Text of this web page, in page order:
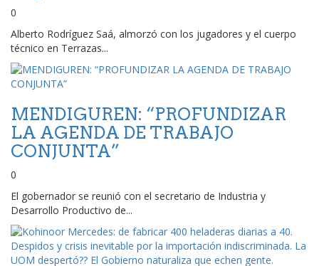
0
Alberto Rodríguez Saá, almorzó con los jugadores y el cuerpo
técnico en Terrazas...
MENDIGUREN: “PROFUNDIZAR
LA AGENDA DE TRABAJO
CONJUNTA”
0
El gobernador se reunió con el secretario de Industria y
Desarrollo Productivo de...